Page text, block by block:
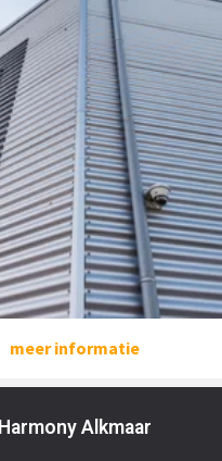
meer informatie
Harmony Alkmaar